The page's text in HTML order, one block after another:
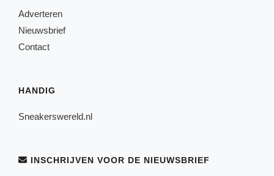
Adverteren
Nieuwsbrief
Contact
HANDIG
Sneakerswereld.nl
INSCHRIJVEN VOOR DE NIEUWSBRIEF